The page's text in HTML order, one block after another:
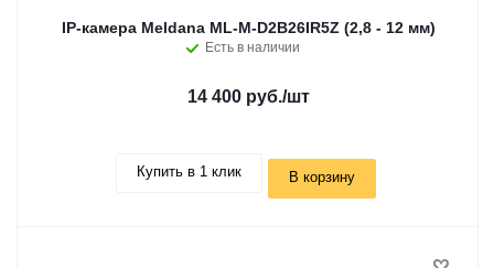
IP-камера Meldana ML-M-D2B26IR5Z (2,8 - 12 мм)
Есть в наличии
14 400 руб./шт
Купить в 1 клик В корзину